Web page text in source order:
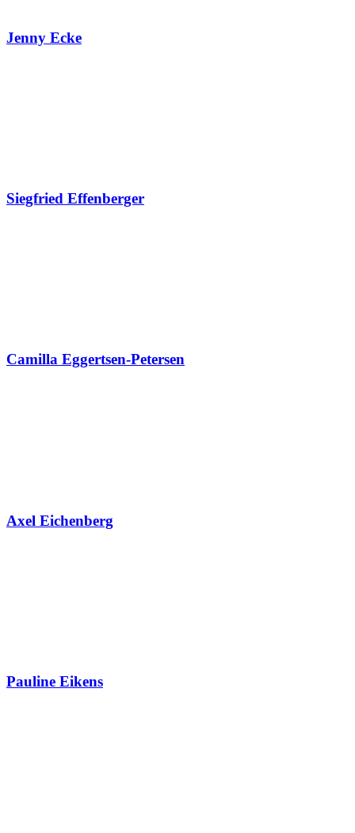
Jenny Ecke
Siegfried Effenberger
Camilla Eggertsen-Petersen
Axel Eichenberg
Pauline Eikens